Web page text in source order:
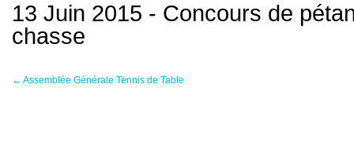
13 Juin 2015 - Concours de
chasse
← Assemblée Générale Tennis de Table